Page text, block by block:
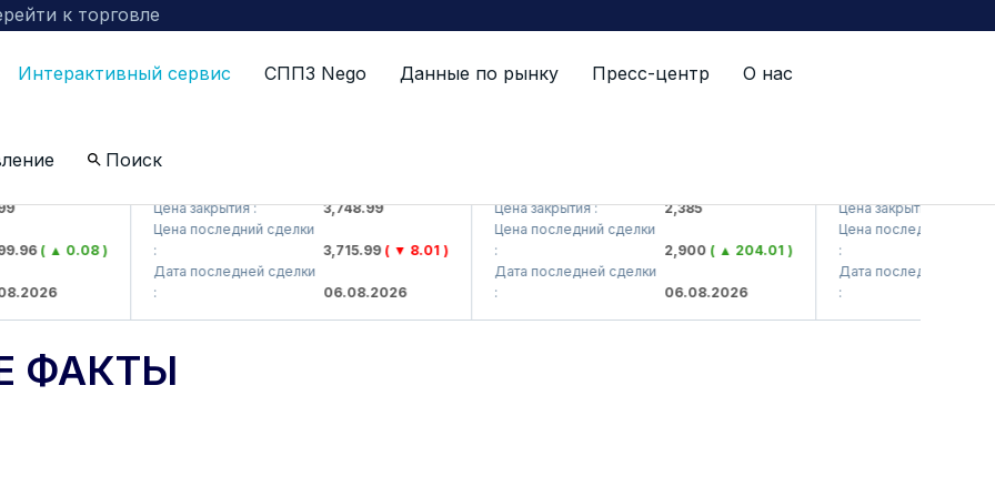
к торговле
Интерактивный сервис СППЗ Nego Данные по рынку Пресс-центр О нас
Поиск
( ▲ 0.08 )
Цена закрытия :
3,748.99
Цена последний сделки
3,715.99( ▼ 8.01 )
Дата последней сделки
06.08.2026
Цена закрытия :
2,385
Цена последний сделки
2,900( ▲ 204.01 )
Дата последней сделки
06.08.2026
Цена закрытия :
Цена последний сделки
Дата последней сделки
ФАКТЫ